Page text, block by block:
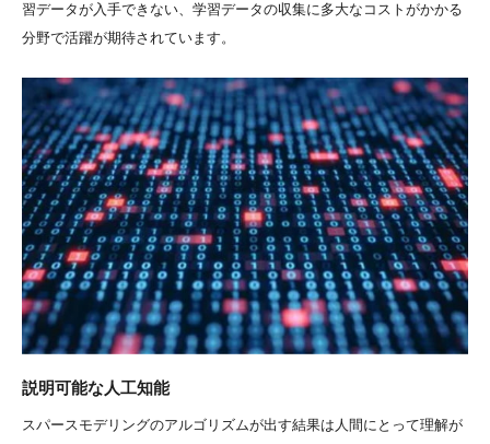
習データが入手できない、学習データの収集に多大なコストがかかる
分野で活躍が期待されています。
説明可能な人工知能
スパースモデリングのアルゴリズムが出す結果は人間にとって理解が